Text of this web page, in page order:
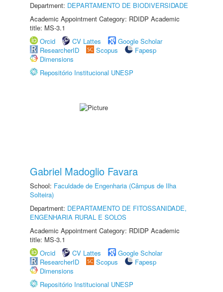
Department: DEPARTAMENTO DE BIODIVERSIDADE
Academic Appointment Category: RDIDP Academic
title: MS-3.1
Orcid
CV Lattes
Google Scholar
ResearcherID
Scopus
Fapesp
Dimensions
Repositório Institucional UNESP
Gabriel Madoglio Favara
School: Faculdade de Engenharia (Câmpus de Ilha
Solteira)
Department: DEPARTAMENTO DE FITOSSANIDADE,
ENGENHARIA RURAL E SOLOS
Academic Appointment Category: RDIDP Academic
title: MS-3.1
Orcid
CV Lattes
Google Scholar
ResearcherID
Scopus
Fapesp
Dimensions
Repositório Institucional UNESP